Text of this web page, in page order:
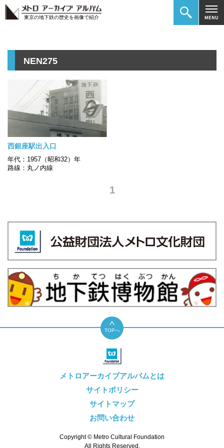
東京の地下鉄の歴史を画像で紹介
NEN275
西銀座駅出入口
年代：1957（昭和32）年
路線：丸ノ内線
1
TOPへ
メトロアーカイブアルバムとは
サイトポリシー
サイトマップ
お問い合わせ
Copyright © Metro Cultural Foundation
All Rights Reserved.